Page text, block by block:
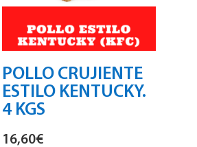
POLLO CRUJIENTE
ESTILO KENTUCKY.
4 KGS
16,60€